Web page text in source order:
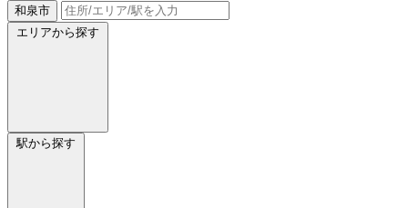
和泉市
エリアから探す
駅から探す